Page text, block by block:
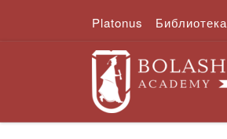
Перейти к содержимому
Platonus Библиотека